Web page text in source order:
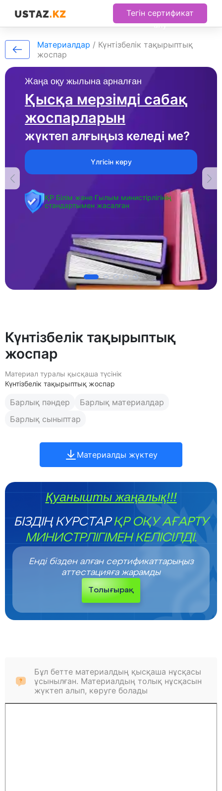
Тегін сертификат
алу
Жаңа оқу жылына арналған
Қысқа мерзімді сабақ
жоспарларын
жүктеп алғыңыз келеді ме?
Үлгісін көру
ҚР Білім және Ғылым министірлігінің
стандартымен жасалған
Материалдар / Күнтізбелік тақырыптық
жоспар
Күнтізбелік тақырыптық
жоспар
Материал туралы қысқаша түсінік
Күнтізбелік тақырыптық жоспар
Барлық пәндер
Барлық материалдар
Барлық сыныптар
Материалды жүктеу
Қуанышты жаңалық!!!
БІЗДІҢ КУРСТАРҚР ОҚУ АҒАРТУ
МИНИСТРЛІГІМЕН КЕЛІСІЛДІ.
Енді бізден алған сертификаттарыңыз
аттестацияға жарамды
Толығырақ
Бұл бетте материалдың қысқаша нұсқасы
ұсынылған. Материалдың толық нұсқасын
жүктеп алып, көруге болады